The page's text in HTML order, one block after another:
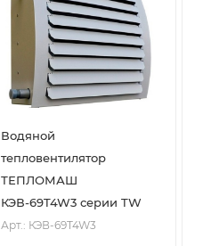
Водяной
тепловентилятор
ТЕПЛОМАШ
КЭВ-69T4W3 серии TW
Арт.: КЭВ-69T4W3